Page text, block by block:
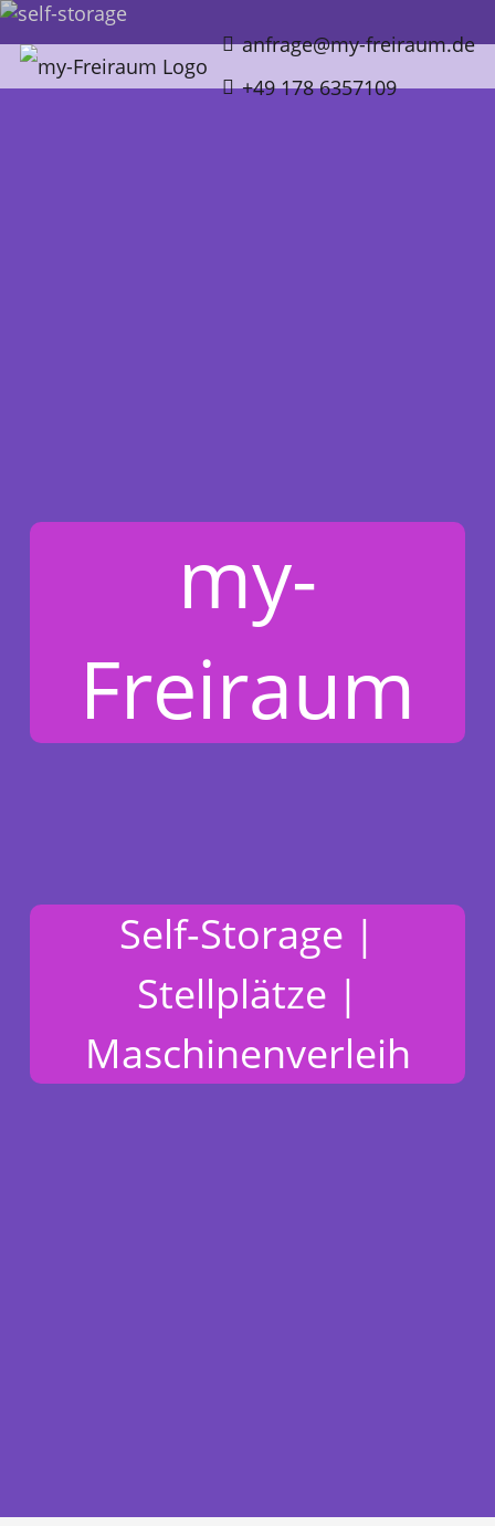
anfrage@my-freiraum.de
+49 178 6357109
my-
Freiraum
Self-Storage |
Stellplätze |
Maschinenverleih